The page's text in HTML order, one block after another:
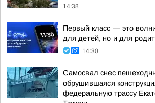
14:38
Первый класс — это
для детей, но и для
14:30
Самосвал снес
обрушившаяся
федеральную трассу